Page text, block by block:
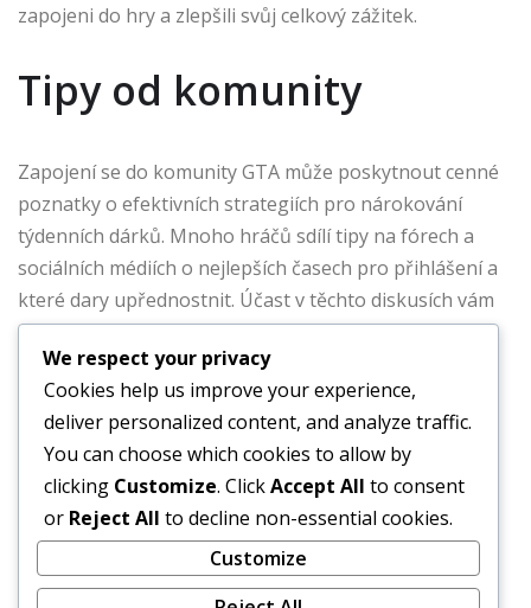
zapojeni do hry a zlepšili svůj celkový zážitek.
Tipy od komunity
Zapojení se do komunity GTA může poskytnout cenné
poznatky o efektivních strategiích pro nárokování
týdenních dárků. Mnoho hráčů sdílí tipy na fórech a
sociálních médiích o nejlepších časech pro přihlášení a
které dary upřednostnit. Účast v těchto diskusích vám
může pomoci zdokonalit váš přístup a maximalizovat
vaše odměny.
Navíc zvažte připojení se k herní skupině nebo klubu
zaměřenému na GTA. Tyto komunity často sdílejí
exkluzivní tipy, strategie a zkušenosti, které mohou
zlepšit vaše porozumění hře a jejímu systému odměn.
Vyhnutí se zmeškaným
We respect your privacy
Cookies help us improve your experience,
deliver personalized content, and analyze traffic.
You can choose which cookies to allow by
clicking Customize. ClickAccept All to consent
or Reject All to decline non-essential cookies.
Customize